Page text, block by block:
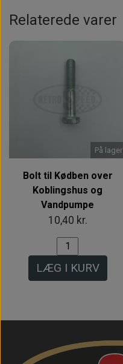
Relaterede varer
På lager
Bolt til Kødben over
Koblingshus og
Vandpumpe
10,40 kr.
LÆG I KURV